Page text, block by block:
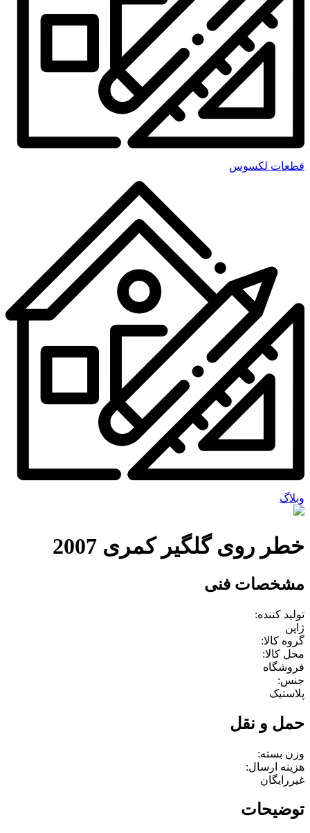
قطعات لکسوس
وبلاگ
خطر روی گلگیر کمری 2007
مشخصات فنی
تولید کننده:
ژاپن
گروه کالا:
محل کالا:
فروشگاه
جنس:
پلاستیک
حمل و نقل
وزن بسته:
هزینه ارسال:
غیررایگان
توضیحات